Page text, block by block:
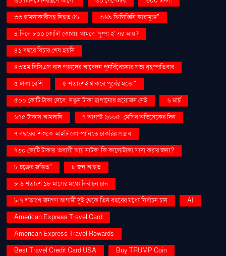
৩৩ হামলাকারীসহ নিহত ৫৮
৩৬৯ ফিলিস্তিনি কারামুক্ত"
৪ দিনে ৮০০ কোটি! কোথায় থামবে 'পুষ্পা ২' এর আয়?
৪১ বছরে বিচার শেষ হয়নি
৪৩তম বিসিএস বাদ পড়াদের আবেদন পুনর্বিবেচনার সভা বৃহস্পতিবার
৫ টাকা বেশি
৫ শতাংশই থাকবে পূর্বের মতো"
৫০০ কোটি টাকা দেবে: নতুন টাকা ছাপানোর প্রয়োজন নেই
৬ মার্চ
৬৭৫ টাকায় আমদানি
৭ আগস্ট ২০০৫: মেসির অভিষেকের দিন
৭ বছরের শিশুকে আইটি কোম্পানিতে চাকরির প্রস্তাব
৭৩০ কোটি টাকার ‘প্রবাসী আয় নাটক’ কি কালোটাকা সাদা করার জন্য?
৮ চক্রের জড়িত"
৮ জন আহত
৮.৬ শতাংশ ১৮ মাসের মধ্যে নির্বাচন চান
৮.৭ শতাংশ জনগণ আগামী দুই থেকে তিন বছরের মধ্যে নির্বাচন চান
AI
American Express Travel Card
American Express Travel Rewards
Best Travel Credit Card USA
Buy TRUMP Coin